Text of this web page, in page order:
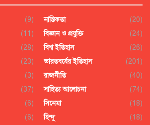
(9)
(11)
(28)
(23)
(3)
(37)
(6)
(6)
নাস্তিকতা
(20)
বিজ্ঞান ও প্রযুক্তি
(24)
বিশ্ব ইতিহাস
(26)
ভারতবর্ষের ইতিহাস
(201)
রাজনীতি
(40)
সাহিত্য আলোচনা
(74)
সিনেমা
(18)
হিন্দু
(18)